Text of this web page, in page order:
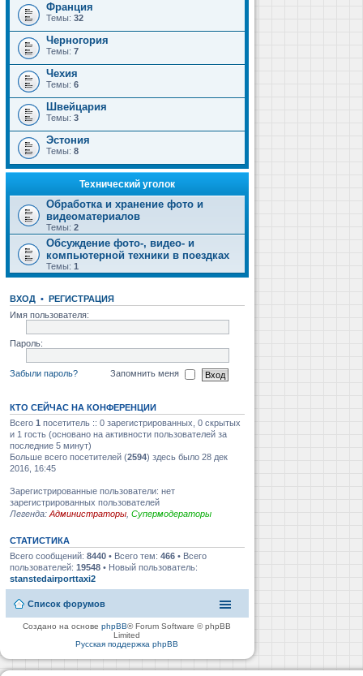
Франция
Темы: 32
Черногория
Темы: 7
Чехия
Темы: 6
Швейцария
Темы: 3
Эстония
Темы: 8
Технический уголок
Обработка и хранение фото и
видеоматериалов
Темы: 2
Обсуждение фото-, видео- и
компьютерной техники в поездках
Темы: 1
ВХОД • РЕГИСТРАЦИЯ
Имя пользователя:
Пароль:
Забыли пароль? Запомнить меня
КТО СЕЙЧАС НА КОНФЕРЕНЦИИ
Всего 1 посетитель :: 0 зарегистрированных, 0 скрытых
и 1 гость (основано на активности пользователей за
последние 5 минут)
Больше всего посетителей (2594) здесь было 28 дек
2016, 16:45
Зарегистрированные пользователи: нет
зарегистрированных пользователей
Легенда: Администраторы Супермодераторы
СТАТИСТИКА
Всего сообщений: 8440 • Всего тем: 466 • Всего
пользователей: 19548 • Новый пользователь:
stanstedairporttaxi2
Список форумов
Создано на основеphpBB® Forum Software © phpBB
Limited
Русская поддержка phpBB